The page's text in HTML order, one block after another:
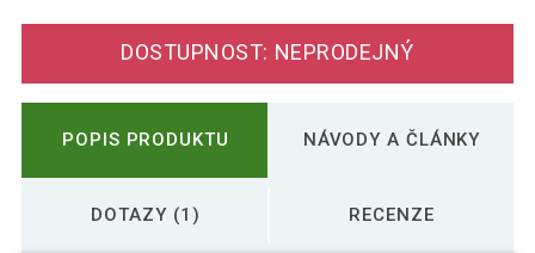
DOSTUPNOST: NEPRODEJNÝ
POPIS PRODUKTU NÁVODY A ČLÁNKY
DOTAZY (1) RECENZE